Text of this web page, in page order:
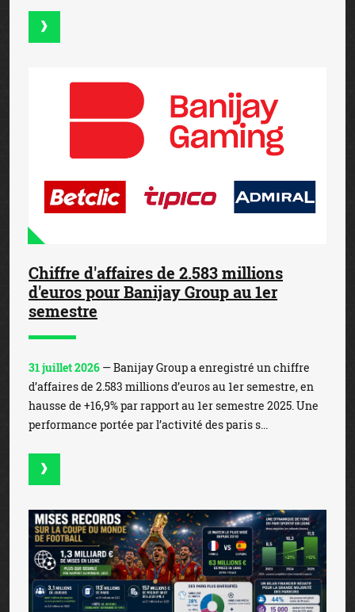
Chiffre d'affaires de 2.583 millions
d'euros pour Banijay Group au 1er
semestre
31 juillet 2026 — Banijay Group a enregistré un chiffre
d’affaires de 2.583 millions d’euros au 1er semestre, en
hausse de +16,9% par rapport au 1er semestre 2025. Une
performance portée par l’activité des paris s...